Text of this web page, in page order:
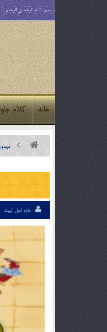
بِسْمِ اللَّـهِ الرَّحْمَـٰنِ الرَّحِيمِ
خانه کلام
خادم اهل البیت